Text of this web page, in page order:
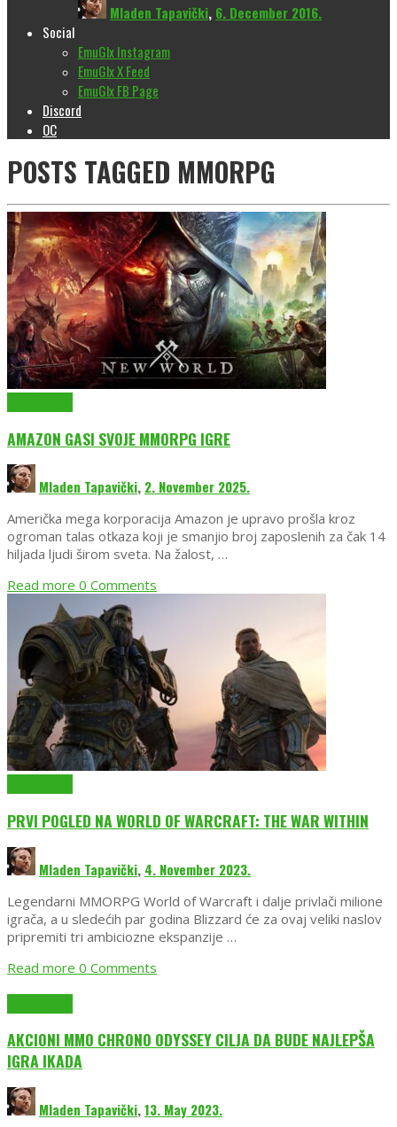
Mladen Tapavički, 6. December 2016.
Social
EmuGlx Instagram
EmuGlx X Feed
EmuGlx FB Page
Discord
OC
POSTS TAGGED MMORPG
AMAZON GASI SVOJE MMORPG IGRE
Mladen Tapavički, 2. November 2025.
Američka mega korporacija Amazon je upravo prošla kroz
ogroman talas otkaza koji je smanjio broj zaposlenih za čak 14
hiljada ljudi širom sveta. Na žalost, …
Read more 0 Comments
PRVI POGLED NA WORLD OF WARCRAFT: THE WAR WITHIN
Mladen Tapavički, 4. November 2023.
Legendarni MMORPG World of Warcraft i dalje privlači milione
igrača, a u sledećih par godina Blizzard će za ovaj veliki naslov
pripremiti tri ambiciozne ekspanzije …
Read more 0 Comments
AKCIONI MMO CHRONO ODYSSEY CILJA DA BUDE NAJLEPŠA
IGRA IKADA
Mladen Tapavički,13. May 2023.